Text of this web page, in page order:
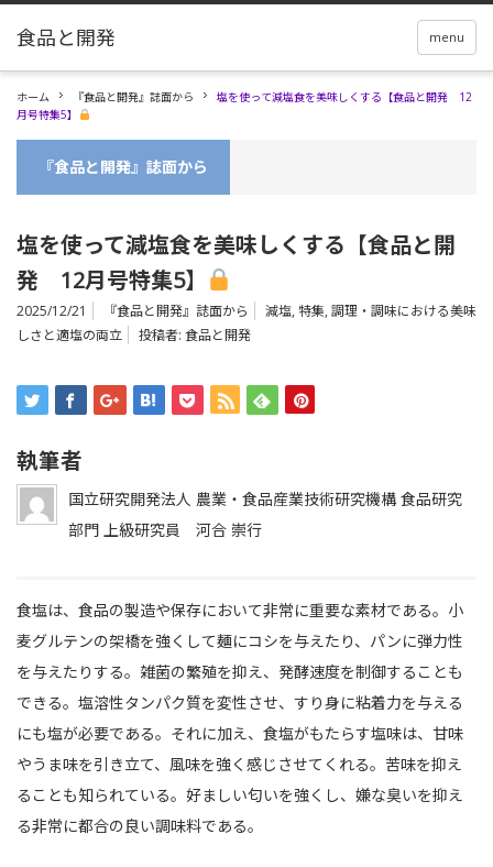
menu
ホーム 『食品と開発』誌面から
塩を使って減塩食を美味しくする【食品と開発 12
月号特集5】
『食品と開発』誌面から
塩を使って減塩食を美味しくする【食品と開
発 12月号特集5】
2025/12/21 『食品と開発』誌面から 減塩, 特集, 調理・調味における美味
しさと適塩の両立
投稿者: 食品と開発
執筆者
国立研究開発法人 農業・食品産業技術研究機構 食品研究
部門 上級研究員 河合 崇行
食塩は、食品の製造や保存において非常に重要な素材である。小
麦グルテンの架橋を強くして麺にコシを与えたり、パンに弾力性
を与えたりする。雑菌の繁殖を抑え、発酵速度を制御することも
できる。塩溶性タンパク質を変性させ、すり身に粘着力を与える
にも塩が必要である。それに加え、食塩がもたらす塩味は、甘味
やうま味を引き立て、風味を強く感じさせてくれる。苦味を抑え
ることも知られている。好ましい匂いを強くし、嫌な臭いを抑え
る非常に都合の良い調味料である。